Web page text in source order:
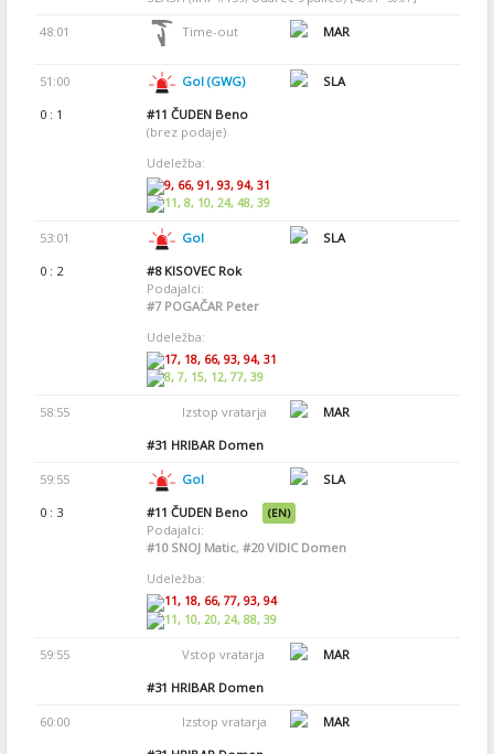
48:01 Time-out MAR
51:00 Gol (GWG)
SLA
0 : 1
#11 ČUDEN Beno
(brez podaje)
Udeležba:
9, 66, 91, 93, 94, 31
11, 8, 10, 24, 48, 39
53:01 Gol
SLA
0 : 2
#8KISOVEC Rok
Podajalci:
#7POGAČAR Peter
Udeležba:
17, 18, 66, 93, 94, 31
8, 7, 15, 12, 77, 39
58:55 Izstop vratarja
MAR
#31 HRIBAR Domen
59:55 Gol
SLA
0 : 3
#11 ČUDEN Beno (EN)
Podajalci:
#10SNOJ Matic, #20VIDIC Domen
Udeležba:
11, 18, 66, 77, 93, 94
11, 10, 20, 24, 88, 39
59:55 Vstop vratarja
MAR
#31 HRIBAR Domen
60:00 Izstop vratarja
MAR